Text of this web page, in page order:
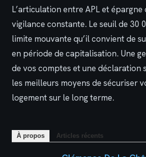
L’articulation entre APL et épargne
vigilance constante. Le seuil de 30
limite mouvante qu’il convient de
en période de capitalisation. Une
de vos comptes et une déclaration
les meilleurs moyens de sécuriser
logement sur le long terme.
À propos Articles récents